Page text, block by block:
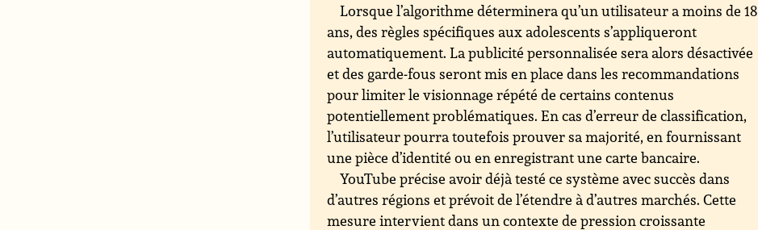
Lorsque l’algorithme déterminera qu’un utilisateur a moins de 18
ans, des règles spécifiques aux adolescents s’appliqueront
automatiquement. La publicité personnalisée sera alors désactivée
et des garde-fous seront mis en place dans les recommandations
pour limiter le visionnage répété de certains contenus
potentiellement problématiques. En cas d’erreur de classification,
l’utilisateur pourra toutefois prouver sa majorité, en fournissant
une pièce d’identité ou en enregistrant une carte bancaire.
YouTube précise avoir déjà testé ce système avec succès dans
d’autres régions et prévoit de l’étendre à d’autres marchés. Cette
mesure intervient dans un contexte de pression croissante